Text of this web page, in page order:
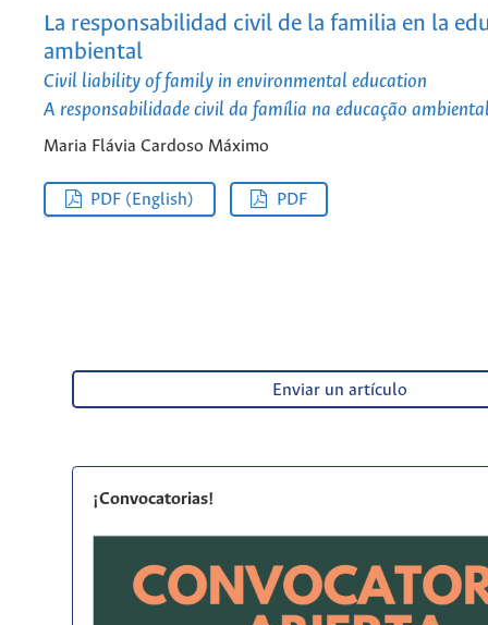
La responsabilidad civil de la familia en la
ambiental
Civil liability of family in environmental education
A responsabilidade civil da família na educação
Maria Flávia Cardoso Máximo
PDF (English) PDF
Enviar un artículo
¡Convocatorias!